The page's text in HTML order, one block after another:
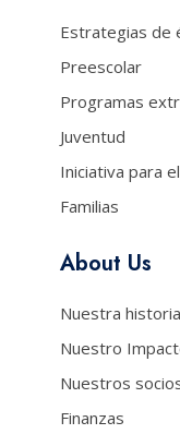
Estrategias de
Preescolar
Programas
Juventud
Iniciativa para
Familias
About Us
Nuestra historia
Nuestro
Nuestros
Finanzas